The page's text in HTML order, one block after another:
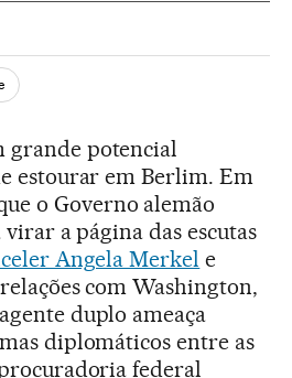
Redes Sociales
grande potencial
estourar em Berlim. Em
o Governo alemão
a página das escutas
Angela Merkel e
com Washington,
duplo ameaça
diplomáticos entre as
federal